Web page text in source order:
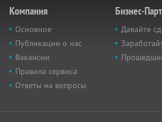
Компания
Основное
Публикации о нас
Вакансии
Правила сервиса
Ответы на вопросы
Бизнес-
Давайте